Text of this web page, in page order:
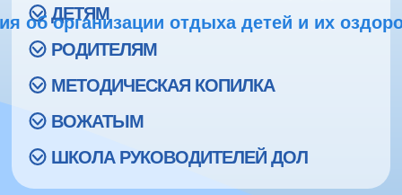
об организации отдыха детей и их
ДЕТЯМ
РОДИТЕЛЯМ
МЕТОДИЧЕСКАЯ КОПИЛКА
ВОЖАТЫМ
ШКОЛА РУКОВОДИТЕЛЕЙ ДОЛ